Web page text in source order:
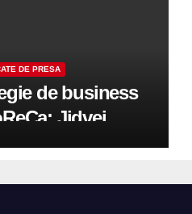
DE PRESA
de business
Jidvei
terasele în